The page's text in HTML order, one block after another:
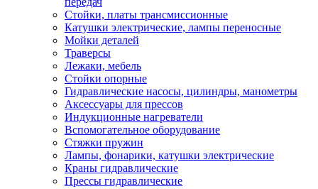
Стойки, платы трансмиссионные
Катушки электрические, лампы переносные
Мойки деталей
Траверсы
Лежаки, мебель
Стойки опорные
Гидравлические насосы, цилиндры, манометры
Аксессуары для прессов
Индукционные нагреватели
Вспомогательное оборудование
Стяжки пружин
Лампы, фонарики, катушки электрические
Краны гидравлические
Прессы гидравлические